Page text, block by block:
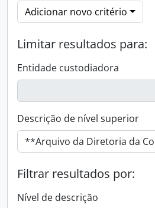
Adicionar novo critério
Limitar resultados para:
Entidade custodiadora
Descrição de nível superior
Filtrar resultados por:
Nível de descrição